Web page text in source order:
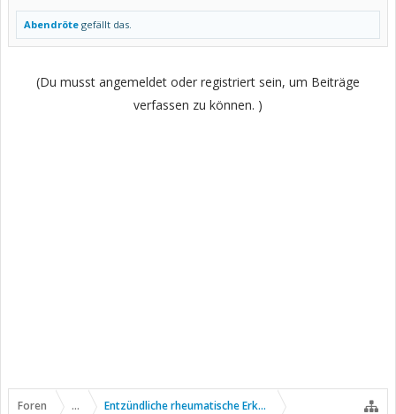
Abendröte gefällt das.
(Du musst angemeldet oder registriert sein, um Beiträge
verfassen zu können. )
Foren ... Entzündliche rheumatische Erkrankungen